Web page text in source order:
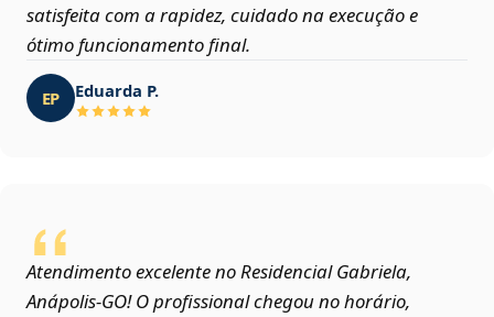
satisfeita com a rapidez, cuidado na execução e
ótimo funcionamento final.
EP Eduarda P.
Atendimento excelente no Residencial Gabriela,
Anápolis‑GO! O profissional chegou no horário,